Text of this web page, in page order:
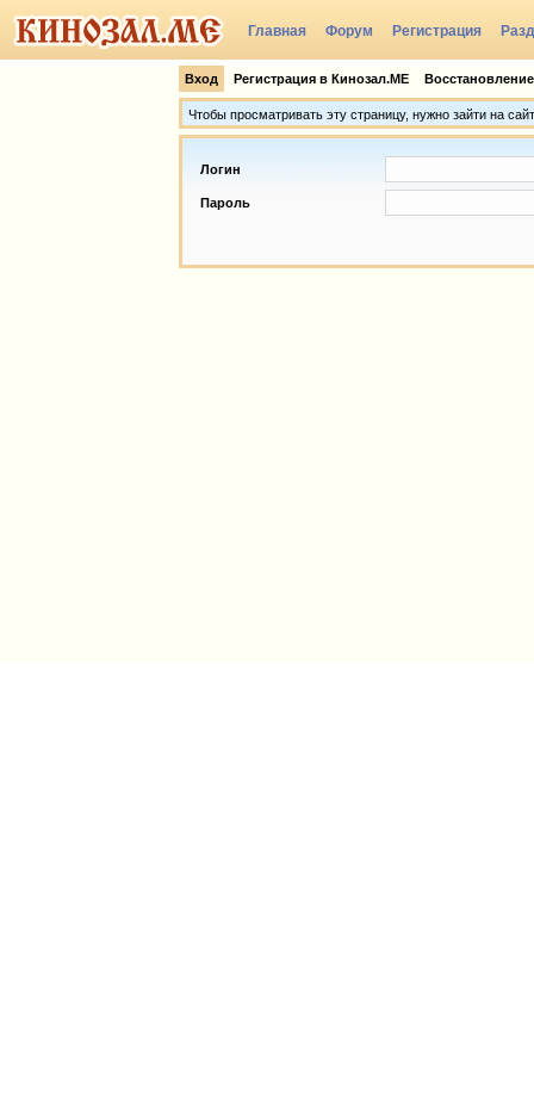
Главная Форум Регистрация
Вход Регистрация в Кинозал.МЕ
Чтобы просматривать эту страницу, нужно зайти на сайт
Логин
Пароль